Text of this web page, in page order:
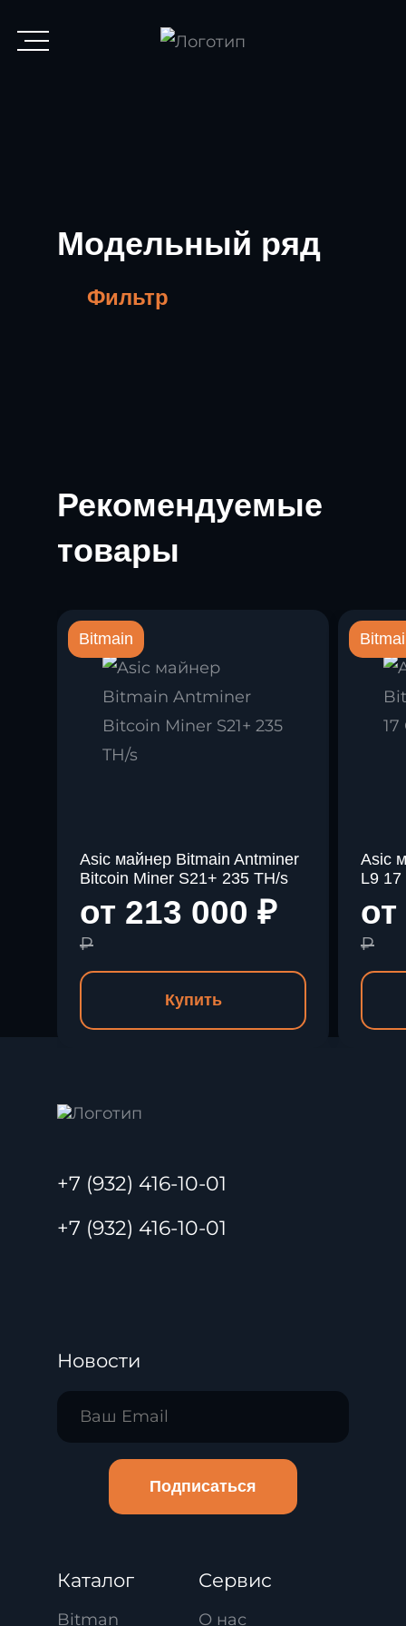
меню
Модельный ряд
Фильтр
Рекомендуемые
товары
Bitmain
Asic майнер Bitmain Antminer
Bitcoin Miner S21+ 235 TH/s
от 213 000 ₽
₽
Купить
Asic
L9 17
₽
+7 (932) 416-10-01
+7 (932) 416-10-01
Каталог
Bitman
Сервис
О нас
Новости
Введите ваш email
Подписаться